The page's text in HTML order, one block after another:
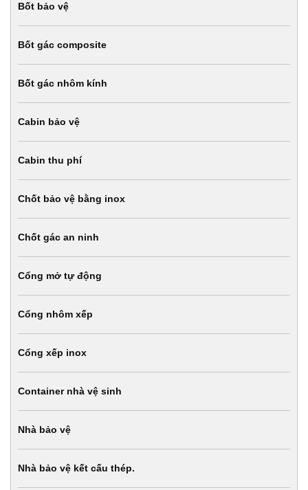
Bốt bảo vệ
Bốt gác composite
Bốt gác nhôm kính
Cabin bảo vệ
Cabin thu phí
Chốt bảo vệ bằng inox
Chốt gác an ninh
Cổng mở tự động
Cổng nhôm xếp
Cổng xếp inox
Container nhà vệ sinh
Nhà bảo vệ
Nhà bảo vệ kết cấu thép.